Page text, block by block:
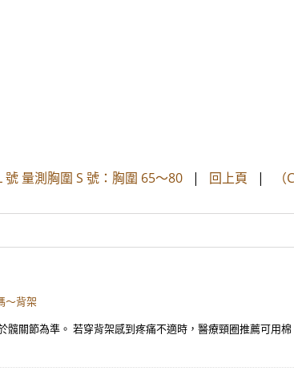
號 量測胸圍 S 號：胸圍 65～80 | 回上頁 |
～背架
關節為準。 若穿背架感到疼痛不適時，醫療頸圈推薦可